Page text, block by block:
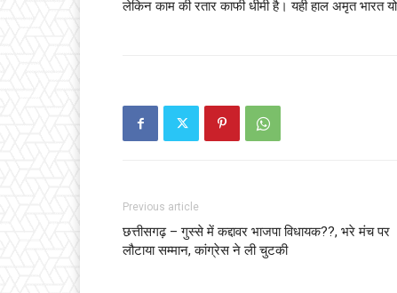
लेकिन काम की रतार काफी धीमी है। यही हाल अमृत भारत
Previous article
छत्तीसगढ़ – गुस्से में कद्दावर भाजपा विधायक??, भरे मंच पर
लौटाया सम्मान, कांग्रेस ने ली चुटकी